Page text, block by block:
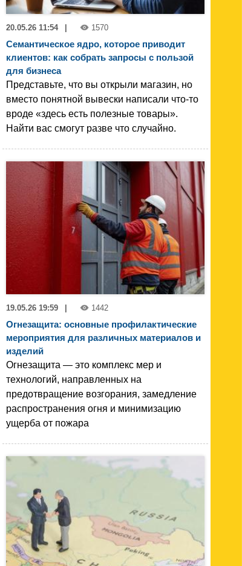
20.05.26 11:54 1570
Семантическое ядро, которое приводит
клиентов: как собрать запросы с пользой
для бизнеса
Представьте, что вы открыли магазин, но
вместо понятной вывески написали что-то
вроде «здесь есть полезные товары».
Найти вас смогут разве что случайно.
19.05.26 19:59 1442
Огнезащита: основные профилактические
мероприятия для различных материалов и
изделий
Огнезащита — это комплекс мер и
технологий, направленных на
предотвращение возгорания, замедление
распространения огня и минимизацию
ущерба от пожара